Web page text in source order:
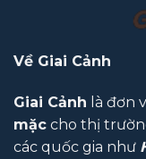
Về Giai Cảnh
Giai Cảnh là đơn
mặc cho thị
các quốc gia như